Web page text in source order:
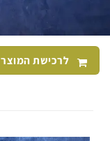
לרכישת המוצר